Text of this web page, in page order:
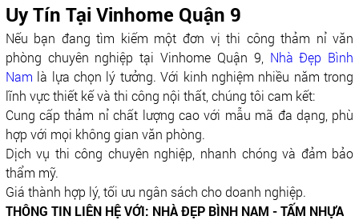
Uy Tín Tại Vinhome Quận 9
Nếu bạn đang tìm kiếm một đơn vị thi công thảm nỉ văn
phòng chuyên nghiệp tại Vinhome Quận 9, Nhà Đẹp Bình
Nam là lựa chọn lý tưởng. Với kinh nghiệm nhiều năm trong
lĩnh vực thiết kế và thi công nội thất, chúng tôi cam kết:
Cung cấp thảm nỉ chất lượng cao với mẫu mã đa dạng, phù
hợp với mọi không gian văn phòng.
Dịch vụ thi công chuyên nghiệp, nhanh chóng và đảm bảo
thẩm mỹ.
Giá thành hợp lý, tối ưu ngân sách cho doanh nghiệp.
THÔNG TIN LIÊN HỆ VỚI: NHÀ ĐẸP BÌNH NAM - TẤM NHỰA